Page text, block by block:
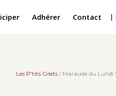
Adhérer Contact |
Les P'tits Gilets / Maraude du Lundi